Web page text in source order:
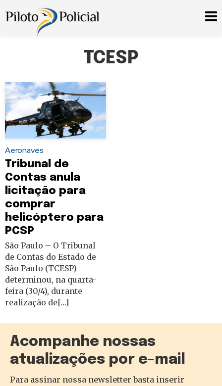
TCESP
Aeronaves
Tribunal de
Contas anula
licitação para
comprar
helicóptero para
PCSP
São Paulo – O Tribunal
de Contas do Estado de
São Paulo (TCESP)
determinou, na quarta-
feira (30/4), durante
realização de[…]
Acompanhe nossas
atualizações por e-mail
Para assinar nossa newsletter basta inserir